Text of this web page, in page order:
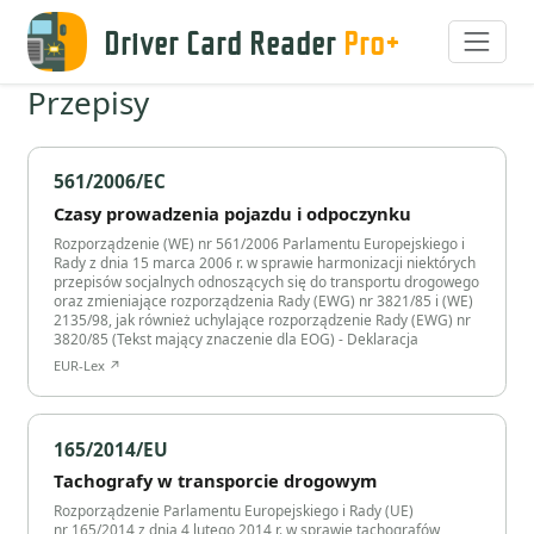
Driver Card Reader Pro+
Przepisy
561/2006/EC
Czasy prowadzenia pojazdu i odpoczynku
Rozporządzenie (WE) nr 561/2006 Parlamentu Europejskiego i
Rady z dnia 15 marca 2006 r. w sprawie harmonizacji niektórych
przepisów socjalnych odnoszących się do transportu drogowego
oraz zmieniające rozporządzenia Rady (EWG) nr 3821/85 i (WE)
2135/98, jak również uchylające rozporządzenie Rady (EWG) nr
3820/85 (Tekst mający znaczenie dla EOG) - Deklaracja
EUR-Lex ↗
165/2014/EU
Tachografy w transporcie drogowym
Rozporządzenie Parlamentu Europejskiego i Rady (UE)
nr 165/2014 z dnia 4 lutego 2014 r. w sprawie tachografów